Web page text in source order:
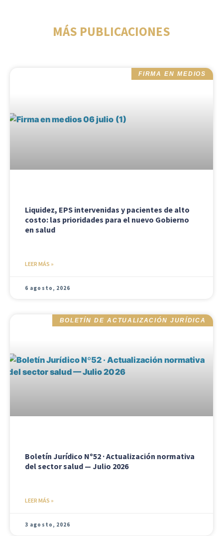
MÁS PUBLICACIONES
FIRMA EN MEDIOS
Liquidez, EPS intervenidas y pacientes de alto
costo: las prioridades para el nuevo Gobierno
en salud
LEER MÁS »
6 agosto, 2026
BOLETÍN DE ACTUALIZACIÓN JURÍDICA
Boletín Jurídico Nº52 · Actualización normativa
del sector salud — Julio 2026
LEER MÁS »
3 agosto, 2026